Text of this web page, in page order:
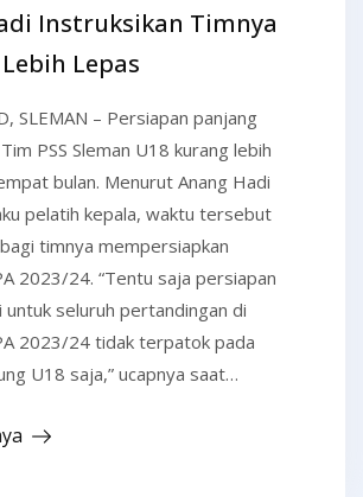
Instruksikan Timnya
Lepas
SLEMAN – Persiapan panjang
PSS Sleman U18 kurang lebih
bulan. Menurut Anang Hadi
pelatih kepala, waktu tersebut
timnya mempersiapkan
2023/24. “Tentu saja persiapan
untuk seluruh pertandingan di
2023/24 tidak terpatok pada
U18 saja,” ucapnya saat…